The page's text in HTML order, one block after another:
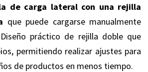
de carga lateral con una rejilla
que puede cargarse manualmente
práctico de rejilla doble que
permitiendo realizar ajustes para
de productos en menos tiempo.